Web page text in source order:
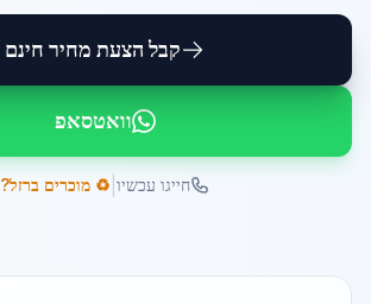
קבל הצעת מחיר חינם
וואטסאפ
חייגו עכשיו ♻️ מוכרים ברזל?